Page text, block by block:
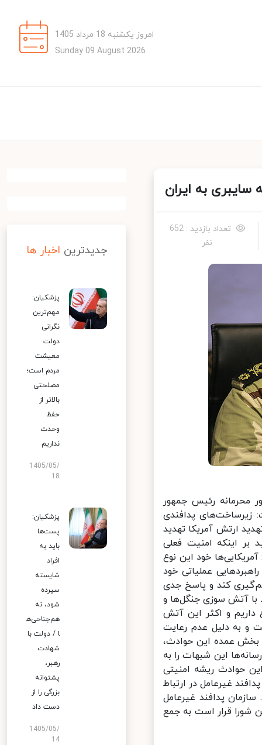
امروز یکشنبه 18 مرداد 1405
Sunday 09 August 2026
به ایران
تعداد بازدید : 652
نفر
محرمانه رئیس جمهور
زیرساخت‌های پدافندی
ارتش آمریکا تهدید
اینکه امنیت فعلی
خود این نوع
عملیاتی خود
کند و پاسخ جدی
با آتش سوزی جنگل‌ها و
و اکثر این آتش
و به دلیل عدم رعایت
بخش عمده این حوادث،
این شبهات را به
حوادث ریشه امنیتی
غیرعامل در ارتباط
پدافند غیرعامل
شورا قرار است به جمع
جدیدترین اخبار ها
پزشکیان:
مهم‌ترین
نگرانی
دولت
معیشت
مردم است؛
مصلحتی
بالاتر از
حفظ
وحدت
نداریم
1405/05/
18
پزشکیان:
پست‌ها
باید به
افراد
شایسته
سپرده
شود، نه
هم‌جناحی‌ه
ا / دولت با
شهادت
رهبر،
پشتوانه
بزرگی را از
دست داد
1405/05/
14